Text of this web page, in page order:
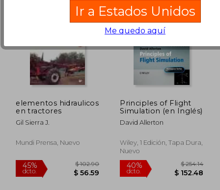
45%
dcto.
$ 338.38
$ 186.11
45%
dcto.
$
$
elementos hidraulicos
en tractores
Gil Sierra J.
Mundi Prensa, Nuevo
Principles of Flight
Simulation (en Inglés)
David Allerton
Wiley, 1 Edición, Tapa Dura,
Nuevo
Ir a Estados Unidos
Me quedo aquí